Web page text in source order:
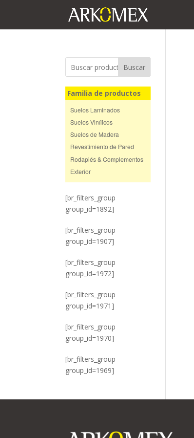
Buscar
Familia de productos
Suelos Laminados
Suelos Vinílicos
Suelos de Madera
Revestimiento de Pared
Rodapiés & Complementos
Exterior
[br_filters_group
group_id=1892]
[br_filters_group
group_id=1907]
[br_filters_group
group_id=1972]
[br_filters_group
group_id=1971]
[br_filters_group
group_id=1970]
[br_filters_group
group_id=1969]